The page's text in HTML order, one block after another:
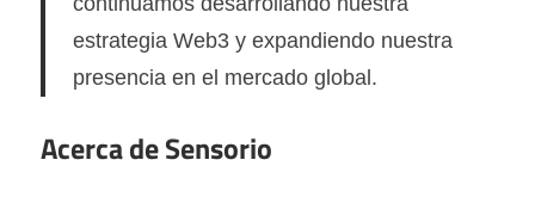
estrategia Web3 y expandiendo nuestra
presencia en el mercado global.
Acerca de Sensorio